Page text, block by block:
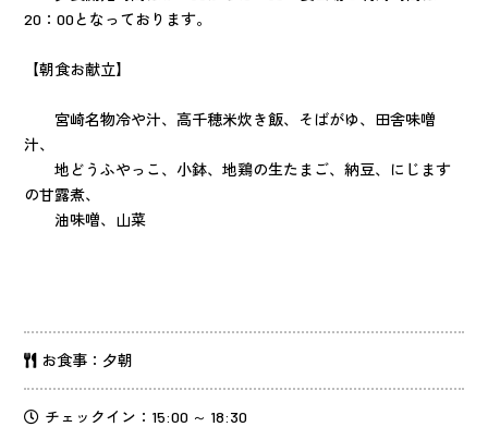
20：00となっております。
【朝食お献立】
宮崎名物冷や汁、高千穂米炊き飯、そばがゆ、田舎味噌
汁、
地どうふやっこ、小鉢、地鶏の生たまご、納豆、にじます
の甘露煮、
油味噌、山菜
お食事：夕朝
チェックイン：15:00 ～ 18:30